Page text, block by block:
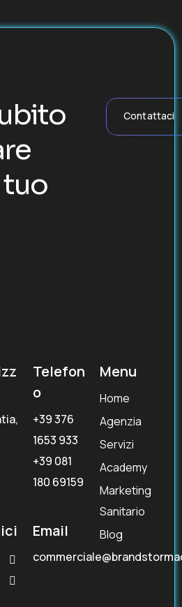
tuo
Contattaci
Telefon
o
+39 376
1653 933
+39 081
180 69159
Email
Menu
Home
Agenzia
Servizi
Academy
Marketing
Sanitario
Blog